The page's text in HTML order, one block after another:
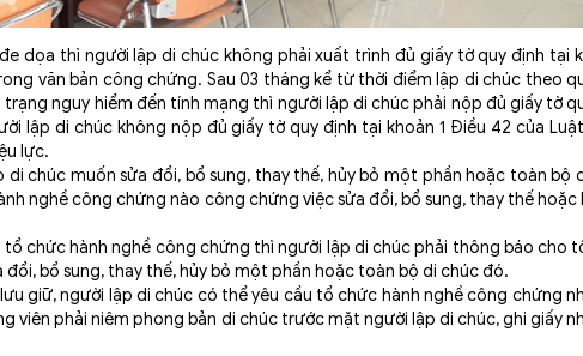
thì người lập di chúc không phải xuất trình đủ giấy tờ quy định tại
văn bản công chứng. Sau 03 tháng kể từ thời điểm lập di chúc theo
nguy hiểm đến tính mạng thì người lập di chúc phải nộp đủ giấy tờ
lập di chúc không nộp đủ giấy tờ quy định tại khoản 1 Điều 42 của
lực.
chúc muốn sửa đổi, bổ sung, thay thế, hủy bỏ một phần hoặc toàn bộ
nghề công chứng nào công chứng việc sửa đổi, bổ sung, thay thế hoặc
chức hành nghề công chứng thì người lập di chúc phải thông báo cho
bổ sung, thay thế, hủy bỏ một phần hoặc toàn bộ di chúc đó.
giữ, người lập di chúc có thể yêu cầu tổ chức hành nghề công chứng
viên phải niêm phong bản di chúc trước mặt người lập di chúc, ghi giấy